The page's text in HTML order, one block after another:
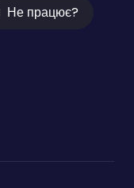
Не працює?